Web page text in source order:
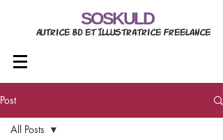
SOSKULD
Autrice BD et Illustratrice freelance
Post
All Posts